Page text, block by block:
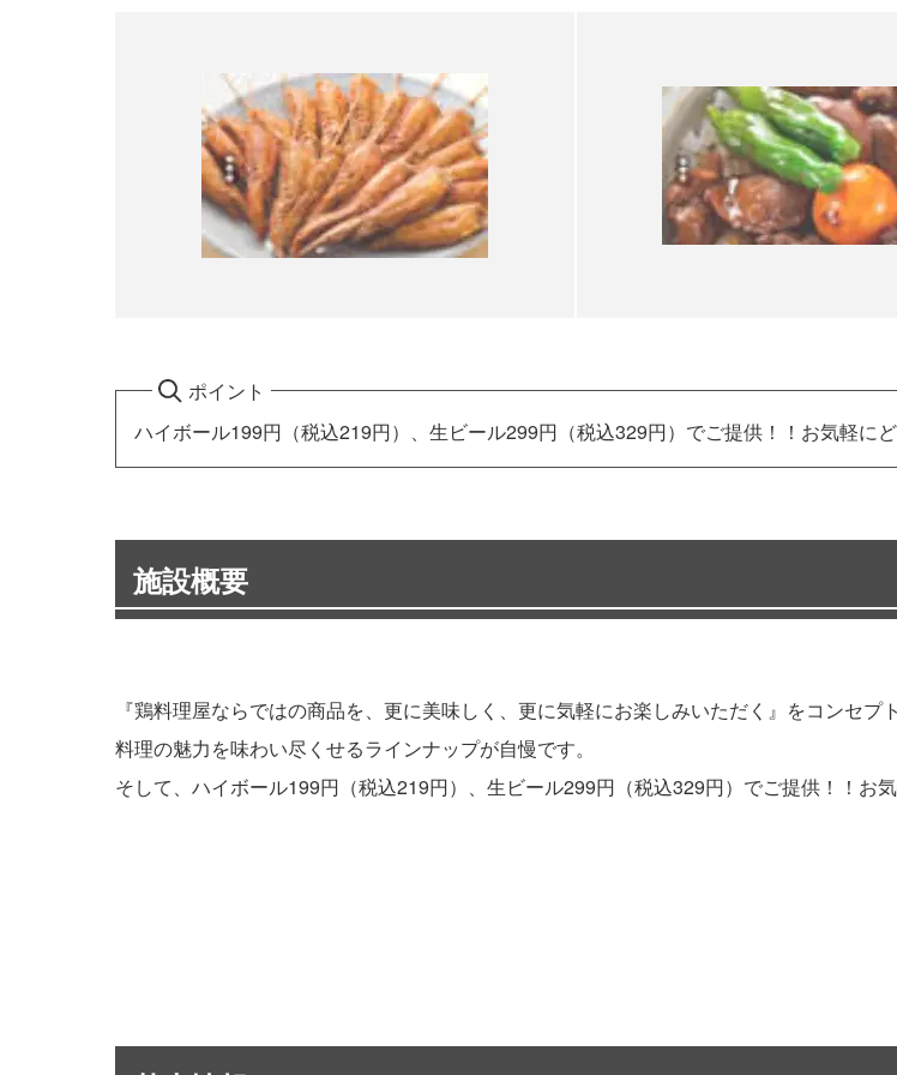
ポイント
ハイボール199円（税込219円）、生ビール299円（税込329円）でご提供！！お気軽にど
施設概要
『鶏料理屋ならではの商品を、更に美味しく、更に気軽にお楽しみいただく』をコンセ
料理の魅力を味わい尽くせるラインナップが自慢です。
そして、ハイボール199円（税込219円）、生ビール299円（税込329円）でご提供！！お